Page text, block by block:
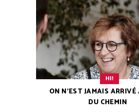
HI!
ON N’EST JAMAIS
DU CHEMIN